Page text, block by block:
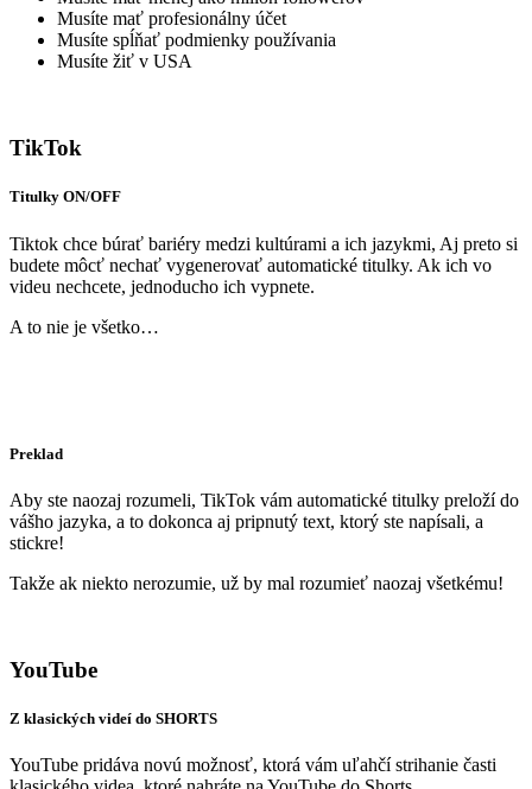
Musíte mať profesionálny účet
Musíte spĺňať podmienky používania
Musíte žiť v USA
TikTok
Titulky ON/OFF
Tiktok chce búrať bariéry medzi kultúrami a ich jazykmi, Aj preto si
budete môcť nechať vygenerovať automatické titulky. Ak ich vo
videu nechcete, jednoducho ich vypnete.
A to nie je všetko…
Preklad
Aby ste naozaj rozumeli, TikTok vám automatické titulky preloží do
vášho jazyka, a to dokonca aj pripnutý text, ktorý ste napísali, a
stickre!
Takže ak niekto nerozumie, už by mal rozumieť naozaj všetkému!
YouTube
Z klasických videí do SHORTS
YouTube pridáva novú možnosť, ktorá vám uľahčí strihanie časti